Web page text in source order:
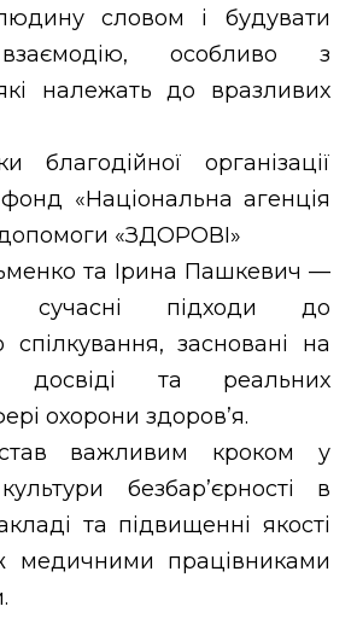
словом і будувати
особливо з
належать до вразливих
організації
«Національна агенція
допомоги «ЗДОРОВІ»
та Ірина Пашкевич —
сучасні підходи до
спілкування, засновані на
досвіді та реальних
охорони здоров’я.
важливим кроком у
безбар’єрності в
та підвищенні якості
медичними працівниками